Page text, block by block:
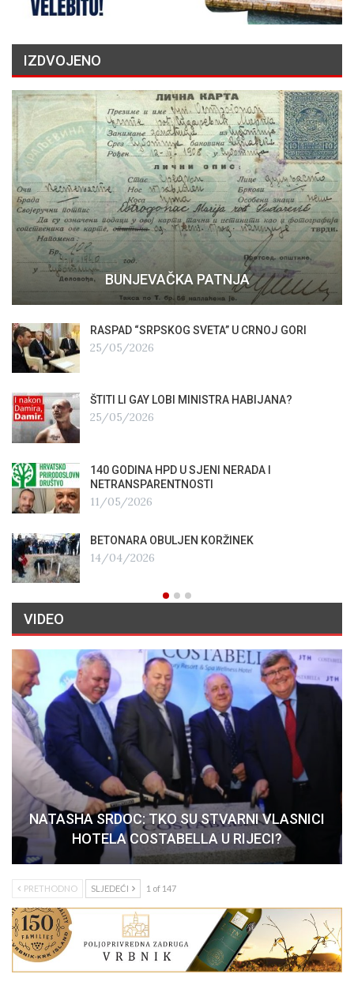
IZDVOJENO
BUNJEVAČKA PATNJA
RASPAD “SRPSKOG SVETA” U CRNOJ GORI
25/05/2026
ŠTITI LI GAY LOBI MINISTRA HABIJANA?
25/05/2026
140 GODINA HPD U SJENI NERADA I
NETRANSPARENTNOSTI
11/05/2026
BETONARA OBULJEN KORŽINEK
14/04/2026
VIDEO
NATASHA SRDOC: TKO SU STVARNI VLASNICI
HOTELA COSTABELLA U RIJECI?
PRETHODNO SLJEDEĆI 1 of 147